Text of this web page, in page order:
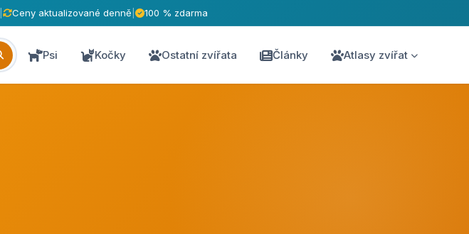
Ceny aktualizované denně 100 % zdarma
Psi Kočky Ostatní zvířata Články Atlasy zvířat